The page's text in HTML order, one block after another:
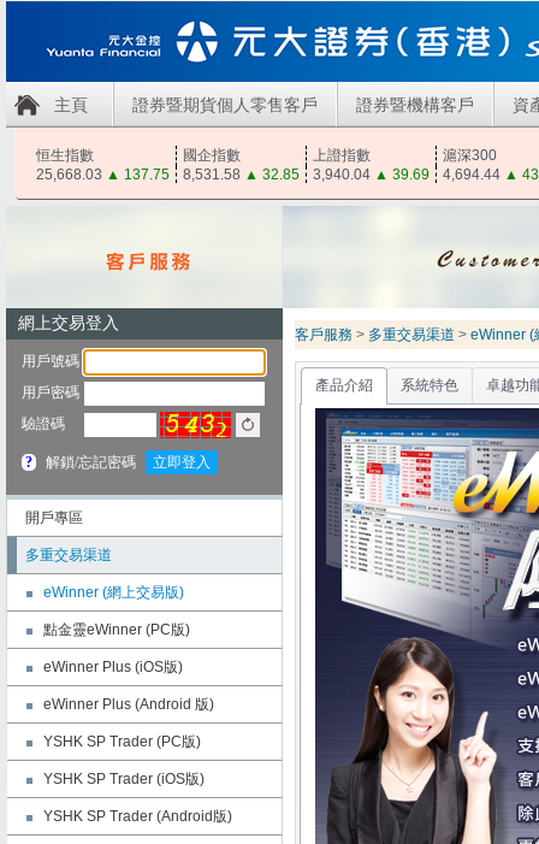
主頁 證券暨期貨個人零售客戶 證券暨機構客戶 資
恒生指數 國企指數 上證指數
滬深300
25,668.03 ▲ 137.75 8,531.58 ▲ 32.85 3,940.04 ▲ 39.69 4,694.44 ▲
開戶專區
多重交易渠道
eWinner (網上交易版)
點金靈eWinner (PC版)
eWinner Plus (iOS版)
eWinner Plus (Android 版)
YSHK SP Trader (PC版)
YSHK SP Trader (iOS版)
YSHK SP Trader (Android版)
客戶服務 > 多重交易渠道 > eWinner (
產品介紹 系統特色 卓越功